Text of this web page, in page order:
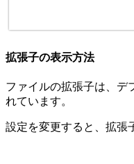
拡張子の表示方法
ファイルの拡張子は、デ
れています。
設定を変更すると、拡張